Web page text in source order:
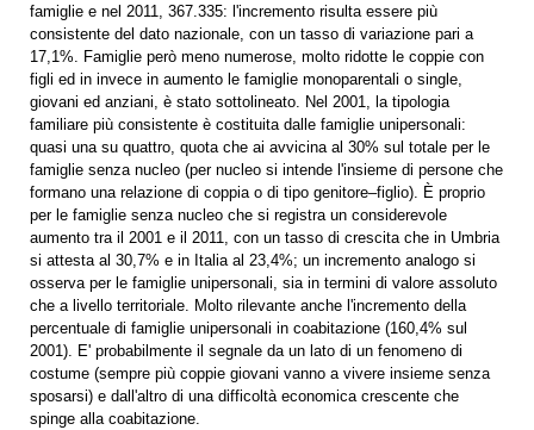
famiglie e nel 2011, 367.335: l'incremento risulta essere più
consistente del dato nazionale, con un tasso di variazione pari a
17,1%. Famiglie però meno numerose, molto ridotte le coppie con
figli ed in invece in aumento le famiglie monoparentali o single,
giovani ed anziani, è stato sottolineato. Nel 2001, la tipologia
familiare più consistente è costituita dalle famiglie unipersonali:
quasi una su quattro, quota che ai avvicina al 30% sul totale per le
famiglie senza nucleo (per nucleo si intende l'insieme di persone che
formano una relazione di coppia o di tipo genitore–figlio). È proprio
per le famiglie senza nucleo che si registra un considerevole
aumento tra il 2001 e il 2011, con un tasso di crescita che in Umbria
si attesta al 30,7% e in Italia al 23,4%; un incremento analogo si
osserva per le famiglie unipersonali, sia in termini di valore assoluto
che a livello territoriale. Molto rilevante anche l'incremento della
percentuale di famiglie unipersonali in coabitazione (160,4% sul
2001). E' probabilmente il segnale da un lato di un fenomeno di
costume (sempre più coppie giovani vanno a vivere insieme senza
sposarsi) e dall'altro di una difficoltà economica crescente che
spinge alla coabitazione.